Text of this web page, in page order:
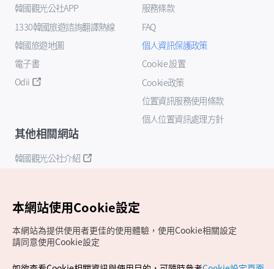
韓國觀光公社APP
1330韓國旅遊諮詢翻譯熱線
韓國旅遊地圖
電子書
Odii
服務條款
FAQ
個人資訊保護政策
Cookie 設置
Cookie政策
位置資訊服務使用條款
個人位置資訊處理方針
其他相關網站
韓國觀光公社介紹
本網站使用Cookie設定
本網站為提供使用者更佳的使用體驗，使用Cookie相關設定
請同意使用Cookie設定